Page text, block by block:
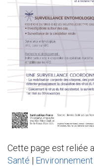
Cette page est reliée
Santé |